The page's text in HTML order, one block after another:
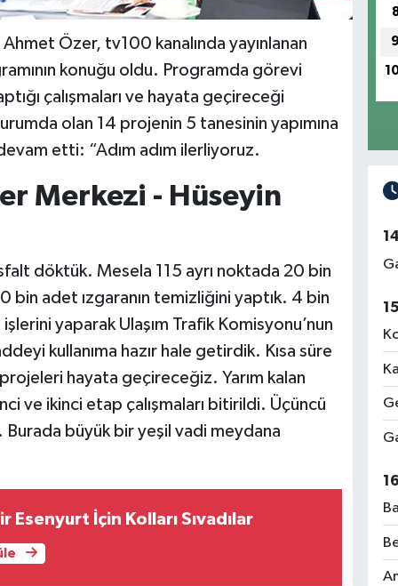
Özer, tv100 kanalında yayınlanan
konuğu oldu. Programda görevi
çalışmaları ve hayata geçireceği
olan 14 projenin 5 tanesinin yapımına
etti: “Adım adım ilerliyoruz.
Merkezi - Hüseyin
döktük. Mesela 115 ayrı noktada 20 bin
bin adet ızgaranın temizliğini yaptık. 4 bin
yaparak Ulaşım Trafik Komisyonu’nun
kullanıma hazır hale getirdik. Kısa süre
hayata geçireceğiz. Yarım kalan
ve ikinci etap çalışmaları bitirildi. Üçüncü
Burada büyük bir yeşil vadi meydana
Esenyurt İçin Kolları Sıvadılar